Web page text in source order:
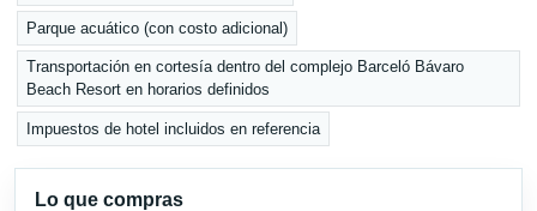
Parque acuático (con costo adicional)
Transportación en cortesía dentro del complejo Barceló Bávaro
Beach Resort en horarios definidos
Impuestos de hotel incluidos en referencia
Lo que compras